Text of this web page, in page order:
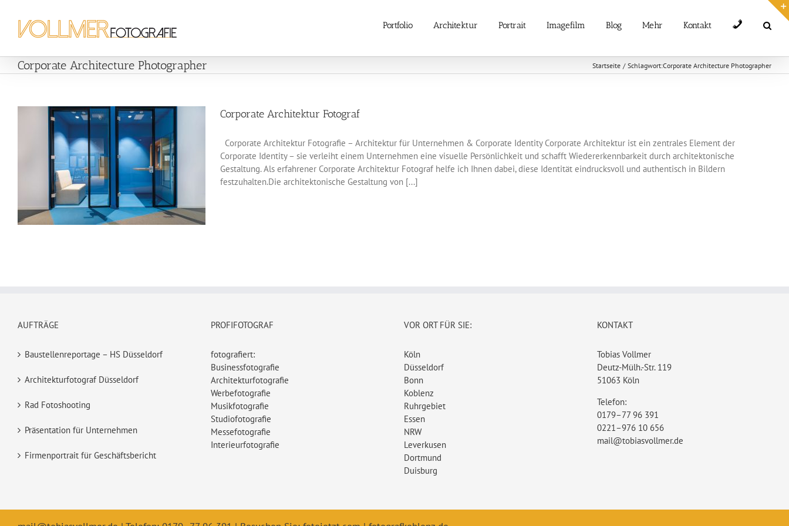
Inhalt
springen
Portfolio Architektur Portrait Imagefilm Blog Mehr Kontakt Telefon
Corporate Architecture Photographer Startseite Schlagwort:Corporate Architecture Photographer
Corporate Architektur Fotograf
Corporate Architektur Fotografie – Architektur für Unternehmen & Corporate Identity Corporate Architektur ist ein zentrales Element der
Corporate Identity – sie verleiht einem Unternehmen eine visuelle Persönlichkeit und schafft Wiedererkennbarkeit durch architektonische
Gestaltung. Als erfahrener Corporate Architektur Fotograf helfe ich Ihnen dabei, diese Identität eindrucksvoll und authentisch in Bildern
festzuhalten.Die architektonische Gestaltung von [...]
AUFTRÄGE
Baustellenreportage – HS Düsseldorf
Architekturfotograf Düsseldorf
Rad Fotoshooting
Präsentation für Unternehmen
Firmenportrait für Geschäftsbericht
PROFIFOTOGRAF
fotografiert:
Businessfotografie
Architekturfotografie
Werbefotografie
Musikfotografie
Studiofotografie
Messefotografie
Interieurfotografie
VOR ORT FÜR SIE:
Köln
Düsseldorf
Bonn
Koblenz
Ruhrgebiet
Essen
NRW
Leverkusen
Dortmund
Duisburg
KONTAKT
Tobias Vollmer
Deutz-Mülh.-Str. 119
51063 Köln
Telefon:
0179–77 96 391
0221–976 10 656
mail@tobiasvollmer.de